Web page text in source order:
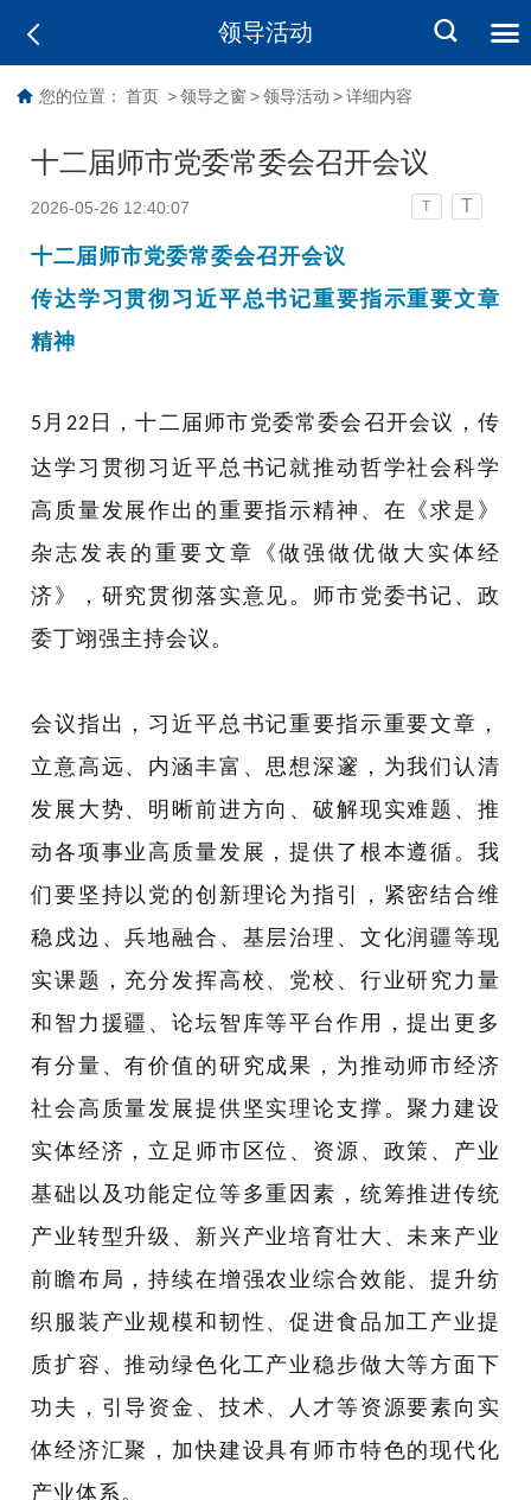
领导活动
您的位置： 首页 > 领导之窗 > 领导活动 > 详细内容
十二届师市党委常委会召开会议
2026-05-26 12:40:07 T T
十二届师市党委常委会召开会议
传达学习贯彻习近平总书记重要指示重要文章
精神
5 月 22 日，十二届师市党委常委会召开会议，传
达学习贯彻习近平总书记就推动哲学社会科学
高质量发展作出的重要指示精神、在《求是》
杂志发表的重要文章《做强做优做大实体经
济》，研究贯彻落实意见。师市党委书记、政
委丁翊强主持会议。
会议指出，习近平总书记重要指示重要文章 ，
立意高远、内涵丰富、思想深邃，为我们认清
发展大势、明晰前进方向、破解现实难题、推
动各项事业高质量发展，提供了根本遵循。我
们要坚持以党的创新理论为指引，紧密结合维
稳戍边、兵地融合、基层治理、文化润疆等现
实课题，充分发挥高校、党校、行业研究力量
和智力援疆、论坛智库等平台作用，提出更多
有分量、有价值的研究成果，为推动师市经济
社会高质量发展提供坚实理论支撑。聚力建设
实体经济，立足师市区位、资源、政策、产业
基础以及功能定位等多重因素，统筹推进传统
产业转型升级、新兴产业培育壮大、未来产业
前瞻布局，持续在增强农业综合效能、提升纺
织服装产业规模和韧性、促进食品加工产业提
质扩容、推动绿色化工产业稳步做大等方面下
功夫，引导资金、技术、人才等资源要素向实
体经济汇聚，加快建设具有师市特色的现代化
产业体系。